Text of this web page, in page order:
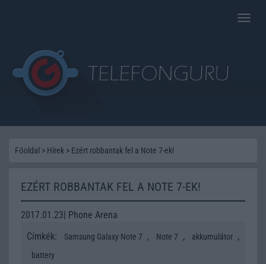
Toggle
Főoldal > Hírek > Ezért robbantak fel a Note 7-ek!
EZÉRT ROBBANTAK FEL A NOTE 7-EK!
2017.01.23| Phone Arena
Címkék:
Samsung Galaxy Note 7 , Note 7 , akkumulátor ,
battery